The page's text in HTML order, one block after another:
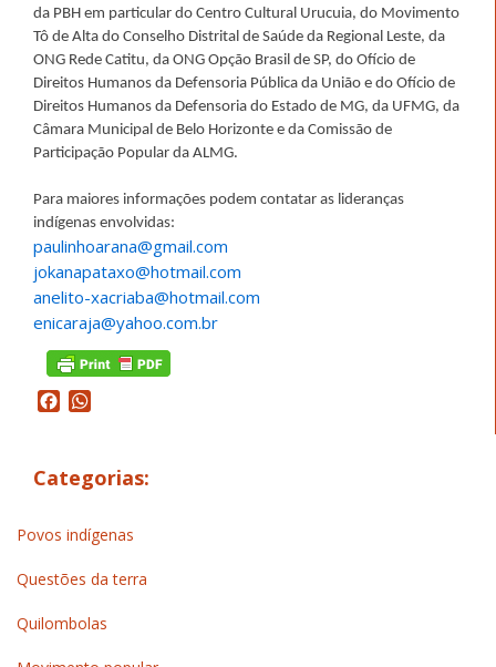
da PBH em particular do Centro Cultural Urucuia, do Movimento
Tô de Alta do Conselho Distrital de Saúde da Regional Leste, da
ONG Rede Catitu, da ONG Opção Brasil de SP, do Ofício de
Direitos Humanos da Defensoria Pública da União e do Ofício de
Direitos Humanos da Defensoria do Estado de MG, da UFMG, da
Câmara Municipal de Belo Horizonte e da Comissão de
Participação Popular da ALMG.
Para maiores informações podem contatar as lideranças
indígenas envolvidas:
paulinhoarana@gmail.com
jokanapataxo@hotmail.com
anelito-xacriaba@hotmail.com
enicaraja@yahoo.com.br
Facebook
Categorias:
Povos indígenas
Questões da terra
Quilombolas